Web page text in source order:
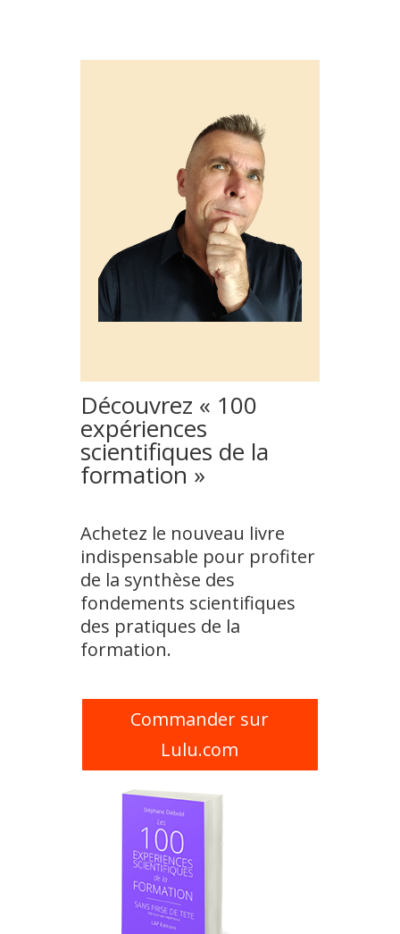
Découvrez « 100
expériences
scientifiques de la
formation »
Achetez le nouveau livre
indispensable pour profiter
de la synthèse des
fondements scientifiques
des pratiques de la
formation.
Commander sur
Lulu.com